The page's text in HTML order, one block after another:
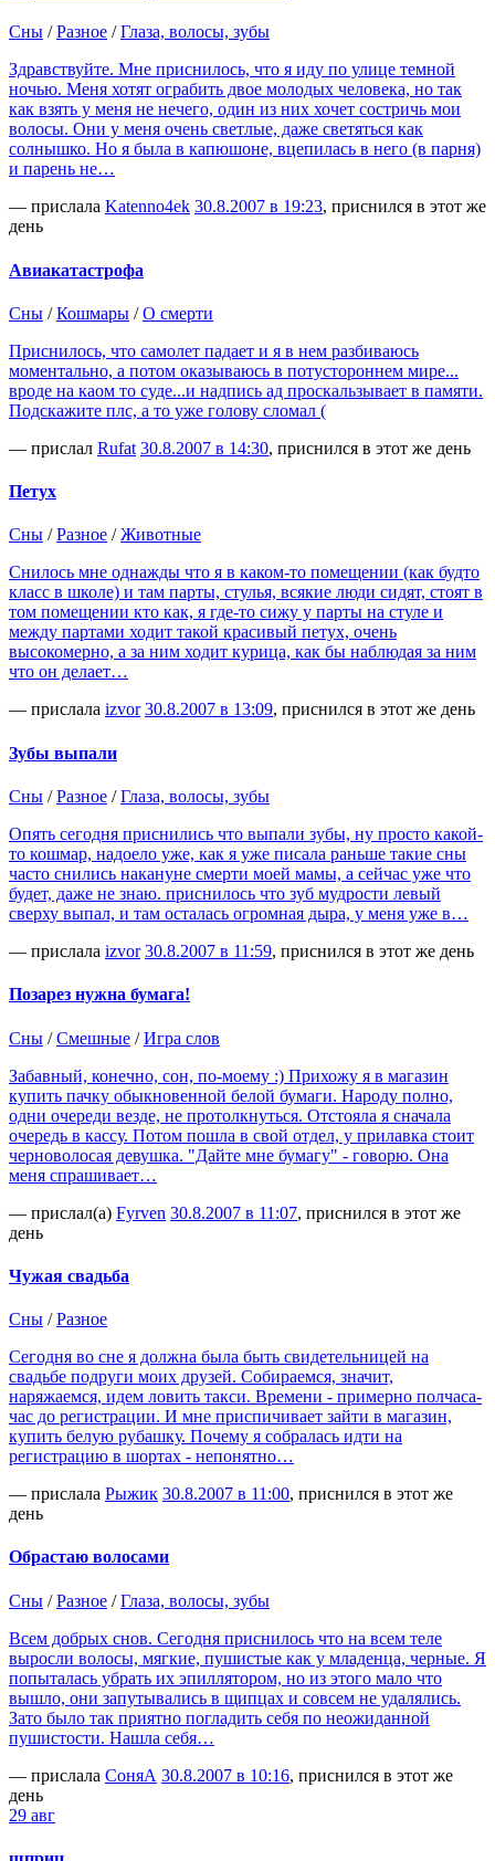
Сны /Разное /Глаза, волосы, зубы
Здравствуйте. Мне приснилось, что я иду по улице темной
ночью. Меня хотят ограбить двое молодых человека, но так
как взять у меня не нечего, один из них хочет состричь мои
волосы. Они у меня очень светлые, даже светяться как
солнышко. Но я была в капюшоне, вцепилась в него (в парня)
и парень не…
— прислала Katenno4ek 30.8.2007 в 19:23, приснился в этот же
день
Авиакатастрофа
Сны /Кошмары /О смерти
Приснилось, что самолет падает и я в нем разбиваюсь
моментально, а потом оказываюсь в потустороннем мире...
вроде на каом то суде...и надпись ад проскальзывает в памяти.
Подскажите плс, а то уже голову сломал (
— прислал Rufat 30.8.2007 в 14:30, приснился в этот же день
Петух
Сны /Разное /Животные
Снилось мне однажды что я в каком-то помещении (как будто
класс в школе) и там парты, стулья, всякие люди сидят, стоят в
том помещении кто как, я где-то сижу у парты на стуле и
между партами ходит такой красивый петух, очень
высокомерно, а за ним ходит курица, как бы наблюдая за ним
что он делает…
— прислала izvor 30.8.2007 в 13:09, приснился в этот же день
Зубы выпали
Сны /Разное /Глаза, волосы, зубы
Опять сегодня приснились что выпали зубы, ну просто какой-
то кошмар, надоело уже, как я уже писала раньше такие сны
часто снились накануне смерти моей мамы, а сейчас уже что
будет, даже не знаю. приснилось что зуб мудрости левый
сверху выпал, и там осталась огромная дыра, у меня уже в…
— прислала izvor 30.8.2007 в 11:59, приснился в этот же день
Позарез нужна бумага!
Сны /Смешные /Игра слов
Забавный, конечно, сон, по-моему :) Прихожу я в магазин
купить пачку обыкновенной белой бумаги. Народу полно,
одни очереди везде, не протолкнуться. Отстояла я сначала
очередь в кассу. Потом пошла в свой отдел, у прилавка стоит
черноволосая девушка. "Дайте мне бумагу" - говорю. Она
меня спрашивает…
— прислал(а) Fyrven 30.8.2007 в 11:07, приснился в этот же
день
Чужая свадьба
Сны /Разное
Сегодня во сне я должна была быть свидетельницей на
свадьбе подруги моих друзей. Собираемся, значит,
наряжаемся, идем ловить такси. Времени - примерно полчаса-
час до регистрации. И мне приспичивает зайти в магазин,
купить белую рубашку. Почему я собралась идти на
регистрацию в шортах - непонятно…
— прислала Рыжик 30.8.2007 в 11:00, приснился в этот же
день
Обрастаю волосами
Сны /Разное /Глаза, волосы, зубы
Всем добрых снов. Сегодня приснилось что на всем теле
выросли волосы, мягкие, пушистые как у младенца, черные. Я
попыталась убрать их эпиллятором, но из этого мало что
вышло, они запутывались в щипцах и совсем не удалялись.
Зато было так приятно погладить себя по неожиданной
пушистости. Нашла себя…
— прислала СоняА 30.8.2007 в 10:16, приснился в этот же
день
29 авг